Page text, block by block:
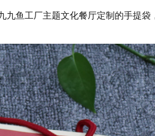
鱼工厂主题文化餐厅定制的手提袋